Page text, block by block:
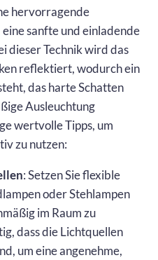
hervorragende
sanfte und einladende
dieser Technik wird das
reflektiert, wodurch ein
das harte Schatten
Ausleuchtung
wertvolle Tipps, um
zu nutzen:
: Setzen Sie flexible
oder Stehlampen
im Raum zu
dass die Lichtquellen
um eine angenehme,